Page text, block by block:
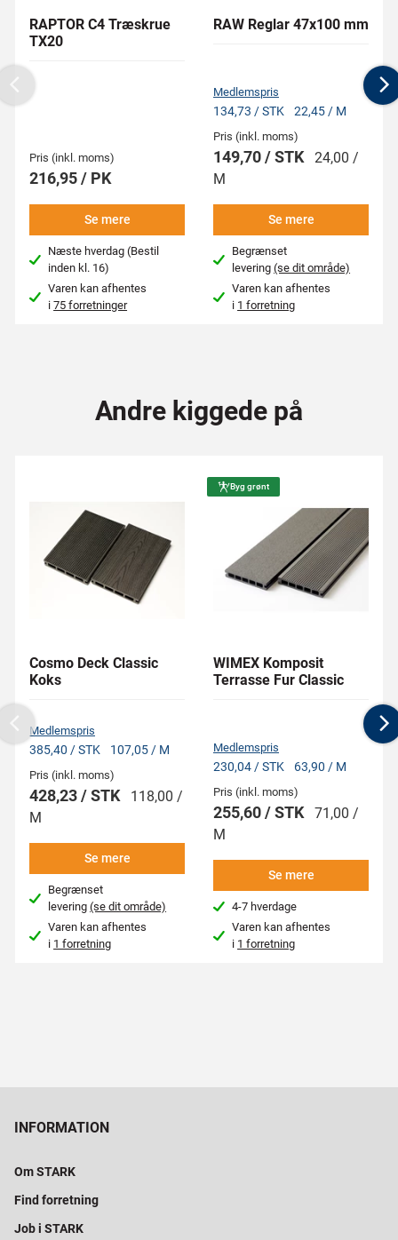
RAPTOR C4 Træskrue
TX20
Pris (inkl. moms)
216,95 / PK
Se mere
Næste hverdag (Bestil
inden kl. 16)
Varen kan afhentes
i75 forretninger
RAW Reglar 47x100 mm
Medlemspris
134,73 / STK 22,45 / M
Pris (inkl. moms)
149,70 / STK 24,00 /
M
Se mere
Begrænset
levering(se dit område)
Varen kan afhentes
i 1 forretning
Previous
Andre kiggede på
Cosmo Deck Classic
Koks
Medlemspris
385,40 / STK 107,05 / M
Pris (inkl. moms)
428,23 / STK
118,00 /
M
Se mere
Begrænset
levering(se dit område)
Varen kan afhentes
i 1 forretning
Byg grønt
WIMEX Komposit
Terrasse Fur Classic
Medlemspris
230,04 / STK 63,90 / M
Pris (inkl. moms)
255,60 / STK 71,00 /
M
Se mere
4-7 hverdage
Varen kan afhentes
i 1 forretning
Previous
INFORMATION
Om STARK
Find forretning
Job i STARK